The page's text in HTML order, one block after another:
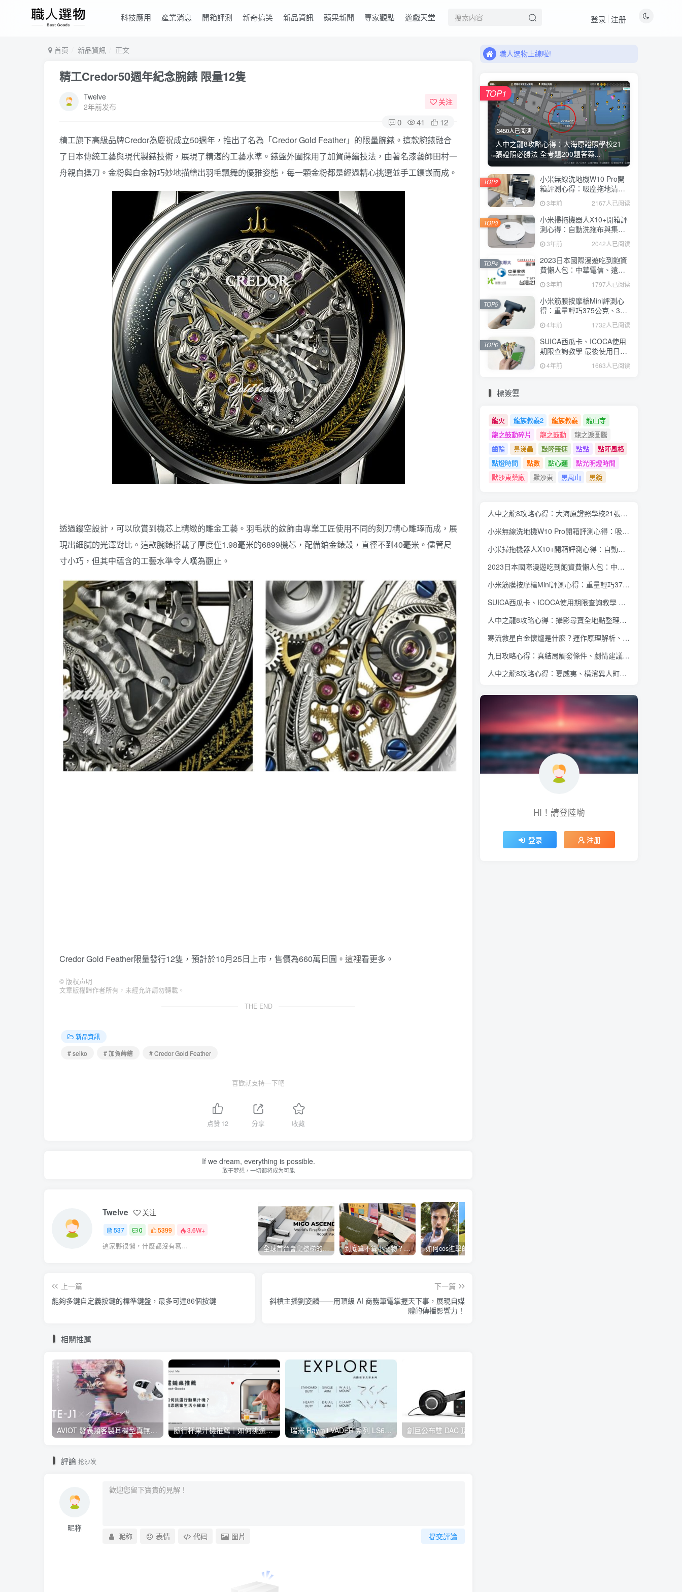
科技應用 產業消息 開箱評測 新奇搞笑 新品資訊 蘋果新聞 專家觀點 遊戲天堂 登录 注册
首页 新品資訊 正文
精工Credor50週年紀念腕錶 限量12隻
Twelve
2年前发布
关注
0 41 12
精工旗下高級品牌Credor為慶祝成立50週年，推出了名為「Credor Gold Feather」的限量腕錶。這款腕錶融合
了日本傳統工藝與現代製錶技術，展現了精湛的工藝水準。錶盤外圍採用了加賀蒔繪技法，由著名漆藝師田村一
舟親自操刀。金粉與白金粉巧妙地描繪出羽毛飄舞的優雅姿態，每一顆金粉都是經過精心挑選並手工鑲嵌而成。
透過鏤空設計，可以欣賞到機芯上精緻的雕金工藝。羽毛狀的紋飾由專業工匠使用不同的刻刀精心雕琢而成，展
現出細膩的光澤對比。這款腕錶搭載了厚度僅1.98毫米的6899機芯，配備鉑金錶殼，直徑不到40毫米。儘管尺
寸小巧，但其中蘊含的工藝水準令人嘆為觀止。
Credor Gold Feather限量發行12隻，預計於10月25日上市，售價為660萬日圓。 這裡看更多。
© 版权声明
文章版權歸作者所有，未經允許請勿轉載。
THE END
新品資訊
# seiko
# 加賀蒔繪 # Credor Gold Feather
喜歡就支持一下吧
点赞 12 分享 收藏
If we dream, everything is possible.
敢于梦想，一切都将成为可能
Twelve 关注
537 0 5399 3.6W+
這家夥很懶，什麽都沒有寫... 全球首台會爬樓梯的掃地機器人 到底算不算小廢物？密碼管理小本本開賣
上一篇
能夠多鍵自定義按鍵的標準鍵盤，最多可達86個按鍵
下一篇
斜槓主播劉姿麟——用頂級 AI 商務筆電掌握天下事，展現自媒
體的傳播影響力！
相關推薦
AVIOT 發表類客製耳機型真無線耳機 TE-J1 ，具 Hi-Res 認證、與 BiSH 成員 AiNA THE END 合作開發 隨行杯果汁機推薦｜如何挑選行動果汁機？增添居家生活小確幸！ 瑞米 Raymii VADER 系列 LS61-M1、LS61-M2 開箱，滿足電競玩家的專業螢幕支架
評論 抢沙发
昵称
提交評論
昵称 表情 代码 图片
職人選物上線啦!
職人選物上線啦!
3450人已阅读
人中之龍8攻略心得：大海原證照學校21
張證照必勝法 全考題200題答案...
TOP1
小米無線洗地機W10 Pro開
箱評測心得：吸塵拖地清洗3
合1、90度可調式機身、續航
力35分鐘、售價15995元
3年前 2167人已阅读
TOP2
小米掃拖機器人X10+開箱評
測心得：自動洗拖布與集
塵、旋轉式拖布更乾淨、連
續使用2小時、售價26995元
3年前 2042人已阅读
TOP3
2023日本國際漫遊吃到飽資
費懶人包：中華電信、遠傳
電信、台灣大哥大、台灣之
星、亞太電信
3年前 1797人已阅读
TOP4
小米筋膜按摩槍Mini評測心
得：重量輕巧375公克、3種
替換頭和3種模式、售價
2295元
4年前 1732人已阅读
TOP5
SUICA西瓜卡、ICOCA使用
期限查詢教學 最後使用日10
年內都有效 Android、iOS都
適用4年前 1663人已阅读
TOP6
標簽雲
龍火 龍族教義2 龍族教義
龍山寺
龍之鼓動碎片
龍之鼓動
龍之淚圖騰
齒輪
鼻涕蟲 鼓隆競速 點點
點陣風格
點燈時間
點數 點心麵
點光明燈時間
默沙東藥廠
默沙東 黑風山 黑鏡
人中之龍8攻略心得：大海原證照學校21張證照必勝法 全考題200題答案整理
小米無線洗地機W10 Pro開箱評測心得：吸塵拖地清洗3合1、90度可調式機身、續航力35分鐘、售價15995元
小米掃拖機器人X10+開箱評測心得：自動洗拖布與集塵、旋轉式拖布更乾淨、連續使用2小時、售價26995元
2023日本國際漫遊吃到飽資費懶人包：中華電信、遠傳電信、台灣大哥大、台灣之星、亞太電信
小米筋膜按摩槍Mini評測心得：重量輕巧375公克、3種替換頭和3種模式、售價2295元
SUICA西瓜卡、ICOCA使用期限查詢教學 最後使用日10年內都有效 Android、iOS都適用
人中之龍8攻略心得：攝影尋寶全地點整理、70個夏威夷與40個橫濱拍攝位置圖解
寒流救星白金懷爐是什麼？運作原理解析、相比電暖蛋有哪些優缺點？懷爐挑選方法介紹
九日攻略心得：真結局觸發條件、劇情建議攻略順序、全流程過關整理
人中之龍8攻略心得：夏威夷、橫濱異人町、神室町 全部14位神秘捏捏NPC地圖位置整理
HI！請登陸喲
登录 注册